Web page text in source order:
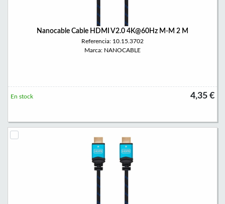
Nanocable Cable HDMI V2.0 4K@60Hz M-M 2 M
Referencia: 10.15.3702
Marca: NANOCABLE
4,35 €
En stock